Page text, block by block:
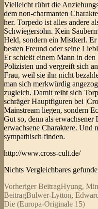
Vielleicht rührt die
dem non-charmanten
her. Torpedo ist alles andere
Schwiegersohn. Kein
Held, sondern ein Mistkerl. Er
besten Freund oder seine
Er schießt einem Mann in den
Polizisten und vergreift sich
Frau, weil sie ihn nicht
man sich merkwürdig
zugleich. Damit reiht sich
schräger Hauptfiguren bei
Mainstream liegen, sondern
Gut so, denn als erwachsener
erwachsene Charaktere. Und
sympathisch finden.
http://www.cross-cult.de/
Nichts Vergleichbares
Beitragsnavigation
Vorheriger BeitragHyung,
BeitragBulwer-Lytton,
Die (Europa-Originale 15)